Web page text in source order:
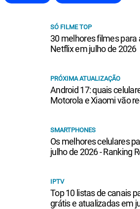
SÓ FILME TOP
30 melhores filmes para
Netflix em julho de 2026
PRÓXIMA ATUALIZAÇÃO
Android 17: quais
Motorola e Xiaomi vão
SMARTPHONES
Os melhores celulares
julho de 2026 - Ranking
IPTV
Top 10 listas de canais
grátis e atualizadas em